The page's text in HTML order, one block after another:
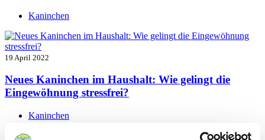
Kaninchen
19 April 2022
Neues Kaninchen im Haushalt: Wie gelingt die
Eingewöhnung stressfrei?
Kaninchen